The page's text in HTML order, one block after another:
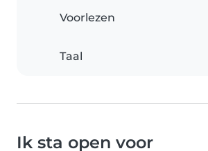
Voorlezen
Taal
Ik sta open voor